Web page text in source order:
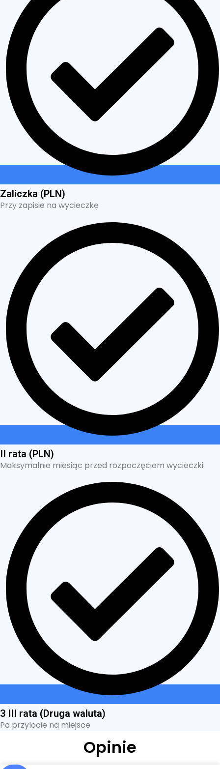
Zaliczka (PLN)
Przy zapisie na wycieczkę
II rata (PLN)
Maksymalnie miesiąc przed rozpoczęciem wycieczki.
3 III rata (Druga waluta)
Po przylocie na miejsce
Opinie